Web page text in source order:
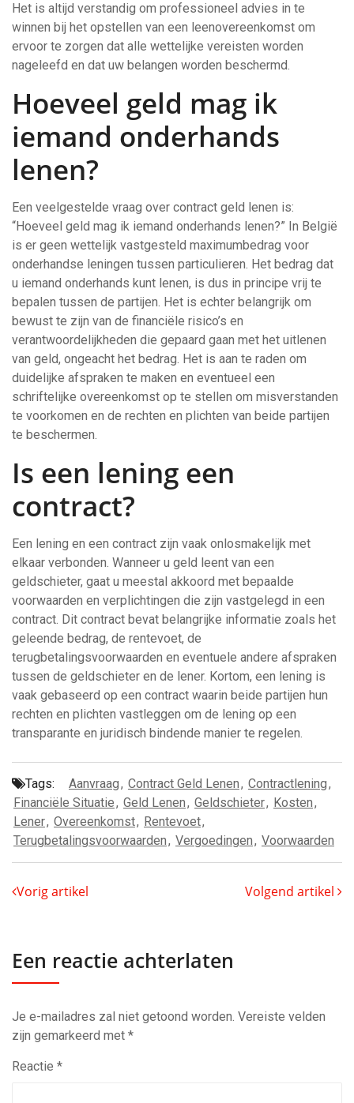
Het is altijd verstandig om professioneel advies in te
winnen bij het opstellen van een leenovereenkomst om
ervoor te zorgen dat alle wettelijke vereisten worden
nageleefd en dat uw belangen worden beschermd.
Hoeveel geld mag ik
iemand onderhands
lenen?
Een veelgestelde vraag over contract geld lenen is:
“Hoeveel geld mag ik iemand onderhands lenen?” In België
is er geen wettelijk vastgesteld maximumbedrag voor
onderhandse leningen tussen particulieren. Het bedrag dat
u iemand onderhands kunt lenen, is dus in principe vrij te
bepalen tussen de partijen. Het is echter belangrijk om
bewust te zijn van de financiële risico’s en
verantwoordelijkheden die gepaard gaan met het uitlenen
van geld, ongeacht het bedrag. Het is aan te raden om
duidelijke afspraken te maken en eventueel een
schriftelijke overeenkomst op te stellen om misverstanden
te voorkomen en de rechten en plichten van beide partijen
te beschermen.
Is een lening een
contract?
Een lening en een contract zijn vaak onlosmakelijk met
elkaar verbonden. Wanneer u geld leent van een
geldschieter, gaat u meestal akkoord met bepaalde
voorwaarden en verplichtingen die zijn vastgelegd in een
contract. Dit contract bevat belangrijke informatie zoals het
geleende bedrag, de rentevoet, de
terugbetalingsvoorwaarden en eventuele andere afspraken
tussen de geldschieter en de lener. Kortom, een lening is
vaak gebaseerd op een contract waarin beide partijen hun
rechten en plichten vastleggen om de lening op een
transparante en juridisch bindende manier te regelen.
Tags: Aanvraag, Contract Geld Lenen, Contractlening,
Financiële Situatie, Geld Lenen, Geldschieter, Kosten,
Lener, Overeenkomst, Rentevoet,
Terugbetalingsvoorwaarden, Vergoedingen, Voorwaarden
Vorig artikel Volgend artikel
Een reactie achterlaten
Je e-mailadres zal niet getoond worden. Vereiste velden
zijn gemarkeerd met *
Reactie *